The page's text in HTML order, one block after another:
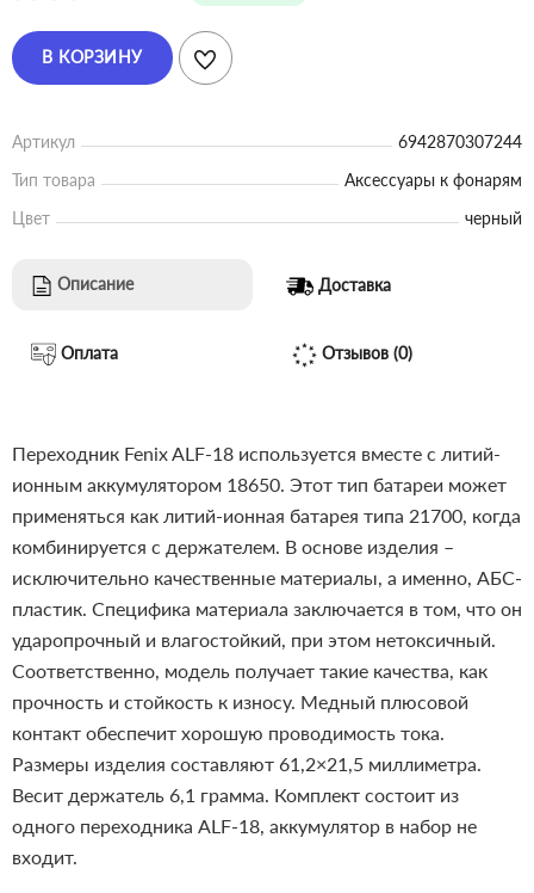
В КОРЗИНУ
Артикул
6942870307244
Тип товара
Аксессуары к фонарям
Цвет
черный
Описание Доставка
Оплата Отзывов (0)
Переходник Fenix ALF-18 используется вместе с литий-
ионным аккумулятором 18650. Этот тип батареи может
применяться как литий-ионная батарея типа 21700, когда
комбинируется с держателем. В основе изделия –
исключительно качественные материалы, а именно, АБС-
пластик. Специфика материала заключается в том, что он
ударопрочный и влагостойкий, при этом нетоксичный.
Соответственно, модель получает такие качества, как
прочность и стойкость к износу. Медный плюсовой
контакт обеспечит хорошую проводимость тока.
Размеры изделия составляют 61,2×21,5 миллиметра.
Весит держатель 6,1 грамма. Комплект состоит из
одного переходника ALF-18, аккумулятор в набор не
входит.